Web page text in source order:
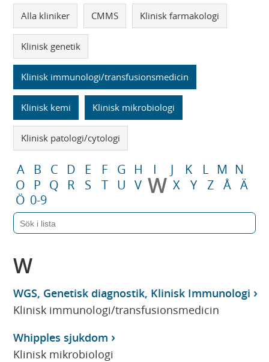
Alla kliniker CMMS Klinisk farmakologi
Klinisk genetik
Klinisk immunologi/transfusionsmedicin
Klinisk kemi Klinisk mikrobiologi
Klinisk patologi/cytologi
A B C D E F G H I J K L M N
O
P Q R S T U V W X Y Z Å Ä
Ö 0-9
W
WGS, Genetisk diagnostik, Klinisk Immunologi
Klinisk immunologi/transfusionsmedicin
Whipples sjukdom
Klinisk mikrobiologi